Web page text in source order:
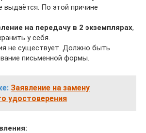
выдаётся. По этой причине
на передачу в 2 экземплярах,
у себя.
не существует. Должно быть
письменной формы.
Заявление на замену
удостоверения